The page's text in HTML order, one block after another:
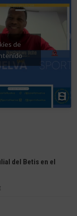
de
del Betis en el